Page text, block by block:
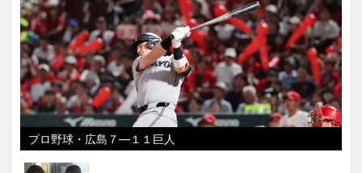
プロ野球・広島７―１１巨人